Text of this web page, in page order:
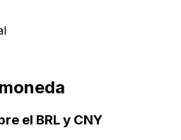
el BRL y CNY